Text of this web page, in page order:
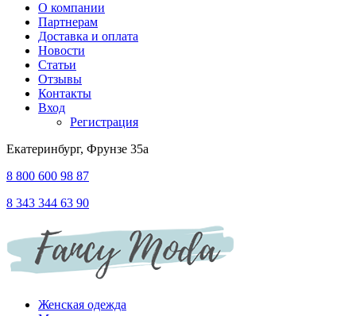
О компании
Партнерам
Доставка и оплата
Новости
Статьи
Отзывы
Контакты
Вход
Регистрация
Екатеринбург, Фрунзе 35а
8 800 600 98 87
8 343 344 63 90
Женская одежда